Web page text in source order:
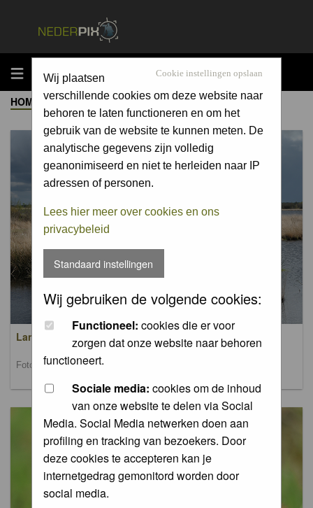
MENU Cookie instellingen opslaan
Wij plaatsen
verschillende cookies om deze website naar
behoren te laten functioneren en om het
gebruik van de website te kunnen meten. De
analytische gegevens zijn volledig
geanonimiseerd en niet te herleiden naar IP
adressen of personen.
Lees hier meer over cookies en ons
privacybeleid
Standaard instellingen
Wij gebruiken de volgende cookies:
Functioneel: cookies die er voor
zorgen dat onze website naar behoren
functioneert.
Sociale media: cookies om de inhoud
van onze website te delen via Social
Media. Social Media netwerken doen aan
profiling en tracking van bezoekers. Door
deze cookies te accepteren kan je
internetgedrag gemonitord worden door
social media.
HOME ->ALBUM
Landschappen / Landscapes
Foto's van landschappen / Pictures of landscapes